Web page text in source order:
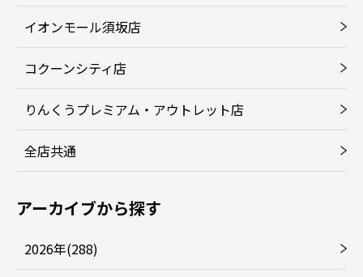
イオンモール須坂店
コクーンシティ店
りんくうプレミアム・アウトレット店
全店共通
アーカイブから探す
2026年(288)